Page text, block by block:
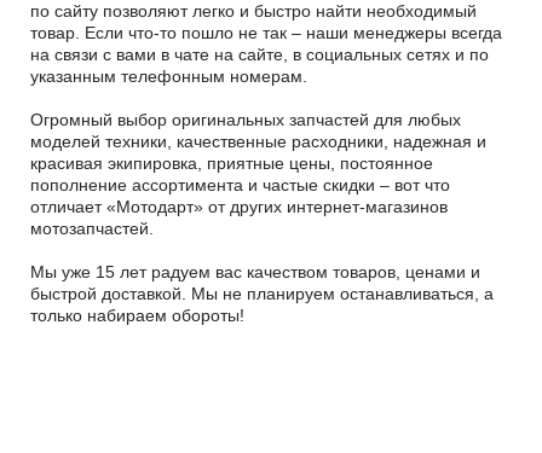
по сайту позволяют легко и быстро найти необходимый
товар. Если что-то пошло не так – наши менеджеры всегда
на связи с вами в чате на сайте, в социальных сетях и по
указанным телефонным номерам.
Огромный выбор оригинальных запчастей для любых
моделей техники, качественные расходники, надежная и
красивая экипировка, приятные цены, постоянное
пополнение ассортимента и частые скидки – вот что
отличает «Мотодарт» от других интернет-магазинов
мотозапчастей.
Мы уже 15 лет радуем вас качеством товаров, ценами и
быстрой доставкой. Мы не планируем останавливаться, а
только набираем обороты!